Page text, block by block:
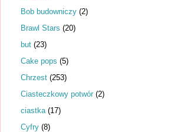
Bob budowniczy (2)
Brawl Stars (20)
but (23)
Cake pops (5)
Chrzest (253)
Ciasteczkowy potwór (2)
ciastka (17)
Cyfry (8)